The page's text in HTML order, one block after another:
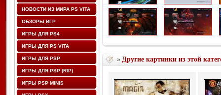
НОВОСТИ ИЗ МИРА PS VITA
ОБЗОРЫ ИГР
ИГРЫ ДЛЯ PS4
ИГРЫ ДЛЯ PS VITA
ИГРЫ ДЛЯ PSP
ИГРЫ ДЛЯ PSP (RIP)
ИГРЫ PSP MINIS
» Другие картинки из этой